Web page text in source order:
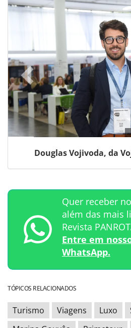
Douglas Vojivoda, da
Quer receber
além das mais
Revista
Entre em
WhatsApp.
TÓPICOS RELACIONADOS
Turismo Viagens Luxo